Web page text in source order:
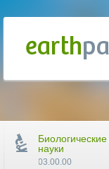
Биологические
науки
03.00.00